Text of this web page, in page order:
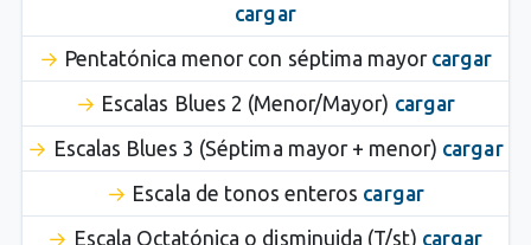
cargar
Pentatónica menor con séptima mayor cargar
Escalas Blues 2 (Menor/Mayor) cargar
Escalas Blues 3 (Séptima mayor + menor) cargar
Escala de tonos enteros cargar
Escala Octatónica o disminuida (T/st) cargar